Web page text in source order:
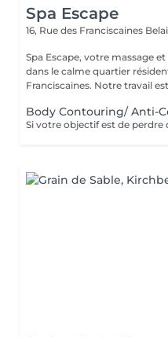
Spa Escape
16, Rue des Franciscaines
Spa Escape, votre massage
dans le calme quartier
Franciscaines. Notre travail
Body Contouring/ Anti-